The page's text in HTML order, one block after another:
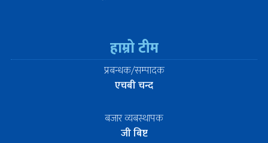
हाम्रो टीम
प्रबन्धक/सम्पादक
एचबी चन्द
बजार व्यबस्थापक
जी बिष्ट